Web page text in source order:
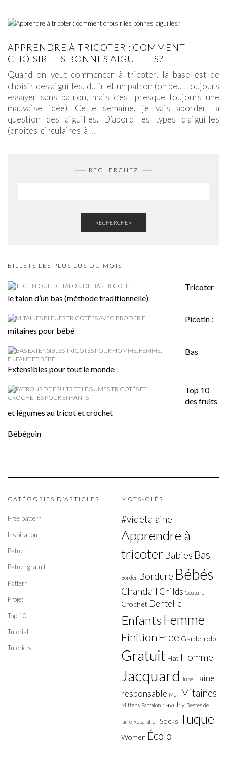
APPRENDRE À TRICOTER : COMMENT
CHOISIR LES BONNES AIGUILLES?
Quand on veut commencer à tricoter, la base est de
choisir des aiguilles, du fil et un patron (on peut toujours
essayer sans patron, mais c’est presque toujours une
mauvaise idée). Cette semaine, je vais aborder la
question des aiguilles. D’abord les types d’aiguilles
(droites-circulaires-à …
RECHERCHEZ
RECHERCHER
BILLETS LES PLUS LUS DU MOIS
Tricoter
le talon d’un bas (méthode traditionnelle)
Picotin :
mitaines pour bébé
Bas
Extensibles pour tout le monde
Top 10
des fruits
et légumes au tricot et crochet
Bébéguin
CATÉGORIES D’ARTICLES
Free pattern
Inspiration
Patron
Patron gratuit
Pattern
Projet
Top 10
Tutorial
Tutoriels
MOTS-CLÉS
#videtalaine
Apprendre à
tricoter Babies Bas
Border Bordure Bébés
Chandail Childs Couture
Crochet Dentelle
Enfants Femme
Finition Free Garde-robe
Gratuit Hat Homme
Jacquard Jupe Laine
responsable Men Mitaines
Mittens Pantalon ravelry Restes de
laine Réparation Socks Tuque
Women Écolo